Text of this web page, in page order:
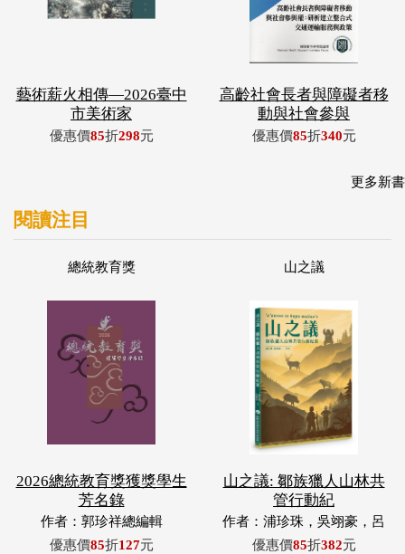
藝術薪火相傳—2026臺中
市美術家
優惠價85折298元
高齡社會長者與障礙者移
動與社會參與
優惠價85折340元
更多新書
閱讀注目
總統教育獎
2026總統教育獎獲獎學生
芳名錄
作者：郭珍祥總編輯
優惠價85折127元
山之議
山之議: 鄒族獵人山林共
管行動紀
作者：浦珍珠，吳翊豪，呂
翊齊，張惠東，許玉青，王
優惠價85折382元